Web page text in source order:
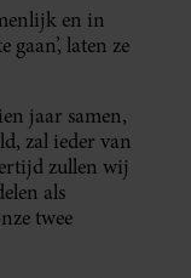
en in
laten ze
jaar samen,
zal ieder van
zullen wij
als
twee